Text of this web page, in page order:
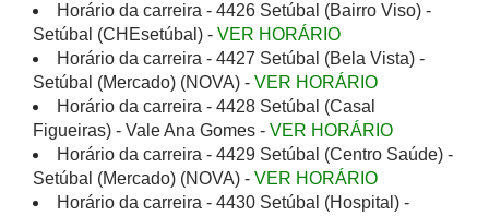
Horário da carreira - 4426 Setúbal (Bairro Viso) -
Setúbal (CHEsetúbal) - VER HORÁRIO
Horário da carreira - 4427 Setúbal (Bela Vista) -
Setúbal (Mercado) (NOVA) - VER HORÁRIO
Horário da carreira - 4428 Setúbal (Casal
Figueiras) - Vale Ana Gomes - VER HORÁRIO
Horário da carreira - 4429 Setúbal (Centro Saúde) -
Setúbal (Mercado) (NOVA) - VER HORÁRIO
Horário da carreira - 4430 Setúbal (Hospital) -